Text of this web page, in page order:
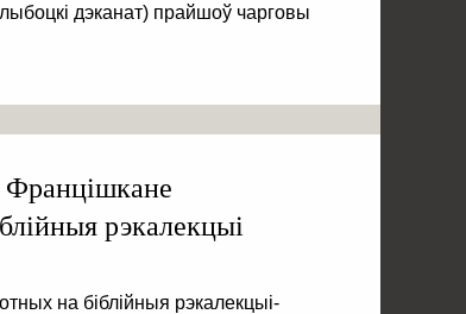
дэканат) прайшоў чарговы
рэкалекцыі
на біблійныя рэкалекцыі-